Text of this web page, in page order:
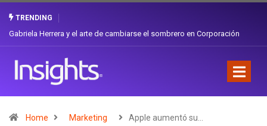
TRENDING
¿Cambiar de agencia mejora una marca? La discusión que atraviesa a
Home Marketing Apple aumentó su…